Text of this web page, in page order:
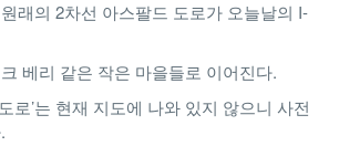
래의 2차선 아스팔드 도로가 오늘날의 I-
베리 같은 작은 마을들로 이어진다.
로’는 현재 지도에 나와 있지 않으니 사전